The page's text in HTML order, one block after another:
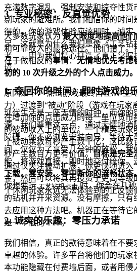
3. 专业秘密：反直觉优势
大多数玩家认为最大限度地提高他
和可靠收入的最快途径。他们错了。
在于做相反的事情：无情地优先考虑
初的 10 次升级之外的个人点击威力。
原因如下： 点击游戏最终旨在从“主
力）过渡到“被动”阶段（游戏在玩家
在增加你的点击威力的每一单位货币
的被动收入上的单位。一个精英玩
个被动乘数每秒产生数十亿，这比数
秒产生数百万更有价值。目标是完全
通过仅关注被动扩展，你更快地进入
金，然后可以将其再投资于更高等级
个休闲玩家永远无法体验到的正反馈
去应用这种方法吧。机器正在等待它
是一个低的 TTP。
充满数字混乱、强制安装和掠夺性
剔玩家的避难所。我们相信你的时间
得的，你的游戏体验应该即时、诚实
足。这就是为什么我们是像《工艺钻
者——因为我们精心打造了真正掌握
境。
1. 夺回你的时间：即时游戏的
现代生活是一座无情的时钟，而你的
源。我们尊重这一点，通过无情地消
障碍。你不必浏览安装向导，等待大
间，仅仅为了享受几分钟的放松。我
能，将游戏直接、即时地交付给你。
下载、零安装、零中断你的流畅状态
你想要玩工艺钻机点击时，你会在几
的钻机并开采资源。没有摩擦，只有
2. 诚实的乐趣：零压力承诺
我们相信，真正的款待意味着在不要
卓越的体验。许多平台将他们的玩家
本功能隐藏在付费墙后面，或者用侵